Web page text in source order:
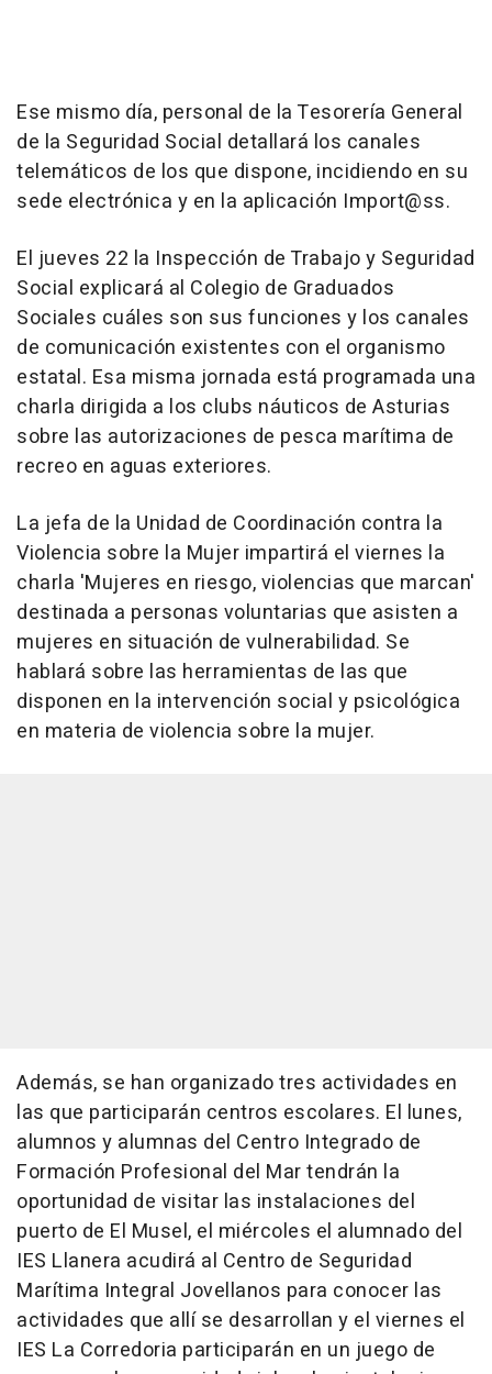
Ese mismo día, personal de la Tesorería General
de la Seguridad Social detallará los canales
telemáticos de los que dispone, incidiendo en su
sede electrónica y en la aplicación Import@ss.
El jueves 22 la Inspección de Trabajo y Seguridad
Social explicará al Colegio de Graduados
Sociales cuáles son sus funciones y los canales
de comunicación existentes con el organismo
estatal. Esa misma jornada está programada una
charla dirigida a los clubs náuticos de Asturias
sobre las autorizaciones de pesca marítima de
recreo en aguas exteriores.
La jefa de la Unidad de Coordinación contra la
Violencia sobre la Mujer impartirá el viernes la
charla 'Mujeres en riesgo, violencias que marcan'
destinada a personas voluntarias que asisten a
mujeres en situación de vulnerabilidad. Se
hablará sobre las herramientas de las que
disponen en la intervención social y psicológica
en materia de violencia sobre la mujer.
Además, se han organizado tres actividades en
las que participarán centros escolares. El lunes,
alumnos y alumnas del Centro Integrado de
Formación Profesional del Mar tendrán la
oportunidad de visitar las instalaciones del
puerto de El Musel, el miércoles el alumnado del
IES Llanera acudirá al Centro de Seguridad
Marítima Integral Jovellanos para conocer las
actividades que allí se desarrollan y el viernes el
IES La Corredoria participarán en un juego de